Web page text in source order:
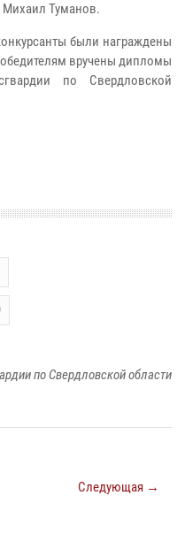
Михаил Туманов.
были награждены
вручены дипломы
по Свердловской
по Свердловской области
Следующая →